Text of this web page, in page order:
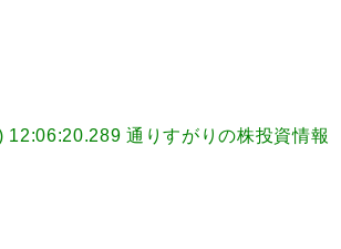
12:06:20.289 通りすがりの株投資情報